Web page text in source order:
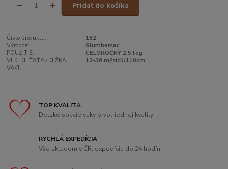
Pridať do košíka
Číslo produktu:
182
Výrobca:
Slumbersac
POUŽITIE:
CELOROČNÝ 2.5Tog
VEK DIEŤAŤA /DĹŽKA
VAKU:
12-36 měsíců/110cm
TOP KVALITA
Detské spacie vaky prvotriednej kvality
RYCHLÁ EXPEDÍCIA
Vše skladom v ČR, expedícia do 24 hodín